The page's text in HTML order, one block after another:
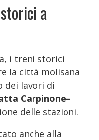
a
i treni storici
la città molisana
dei lavori di
Carpinone–
delle stazioni.
anche alla